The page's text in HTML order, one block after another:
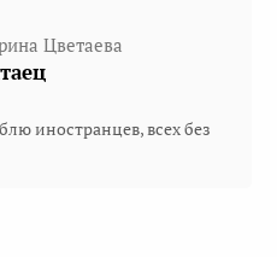
Цветаева
иностранцев, всех без